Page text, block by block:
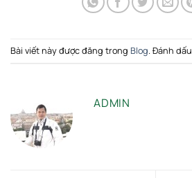
Bài viết này được đăng trong Blog. Đánh dấu
ADMIN